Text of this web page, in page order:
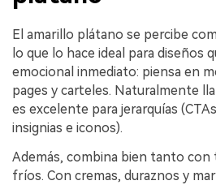
El amarillo plátano se percibe
lo que lo hace ideal para diseños
emocional inmediato: piensa en
pages y carteles. Naturalmente
es excelente para jerarquías
insignias e iconos).
Además, combina bien tanto con
fríos. Con cremas, duraznos y